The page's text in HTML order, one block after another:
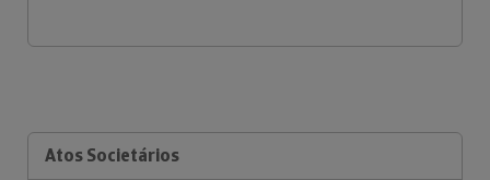
Atos Societários